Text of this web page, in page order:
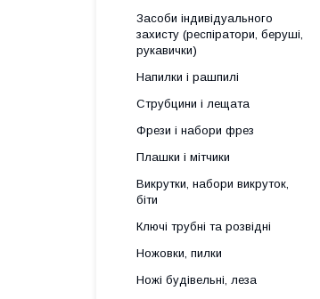
Засоби індивідуального
захисту (респіратори, беруші,
рукавички)
Напилки і рашпилі
Струбцини і лещата
Фрези і набори фрез
Плашки і мітчики
Викрутки, набори викруток,
біти
Ключі трубні та розвідні
Ножовки, пилки
Ножі будівельні, леза